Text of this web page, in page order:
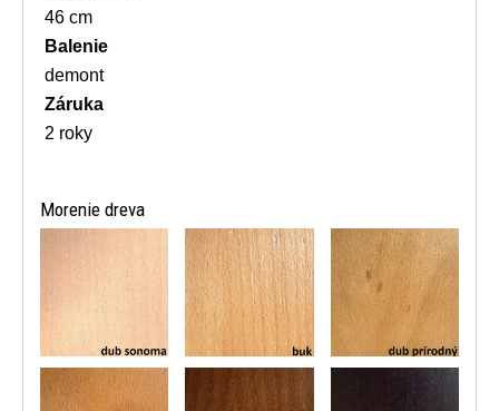
46 cm
Balenie
demont
Záruka
2 roky
Morenie dreva